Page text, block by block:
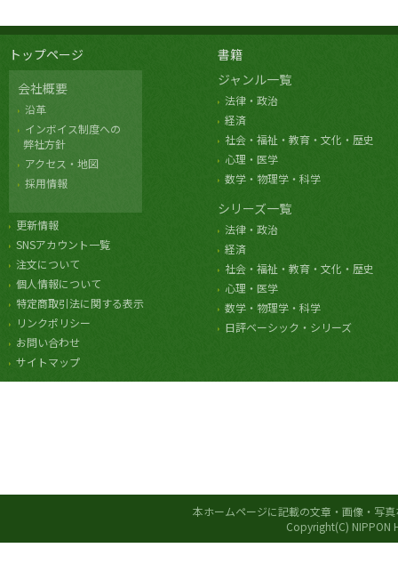
トップページ
会社概要
沿革
インボイス制度への
弊社方針
アクセス・地図
採用情報
更新情報
SNSアカウント一覧
注文について
個人情報について
特定商取引法に関する表示
リンクポリシー
お問い合わせ
サイトマップ
書籍
ジャンル一覧
法律・政治
経済
社会・福祉・教育・文化・歴史
心理・医学
数学・物理学・科学
シリーズ一覧
法律・政治
経済
社会・福祉・教育・文化・歴史
心理・医学
数学・物理学・科学
日評ベーシック・シリーズ
本ホームページに記載の文章・画像・写
Copyright(C) NIPPON